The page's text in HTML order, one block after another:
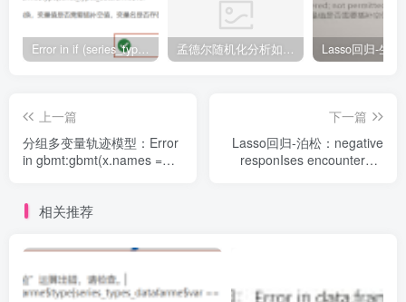
Error in if (series_types_datafarme$type[series_types_datafarme$var == : argument is of length zero 孟德尔随机化分析如何把Beta值转成OR值
上一篇
分组多变量轨迹模型：Error
in gbmt:gbmt(x.names =
time,Variable 'time' must be
下一篇
Lasso回归-泊松：negative
responIses encountered:
相关推荐